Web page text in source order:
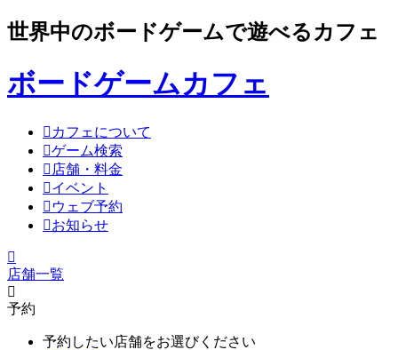
世界中のボードゲームで遊べるカフェ
ボードゲームカフェ
カフェについて
ゲーム検索
店舗・料金
イベント
ウェブ予約
お知らせ
店舗一覧
予約
予約したい店舗をお選びください